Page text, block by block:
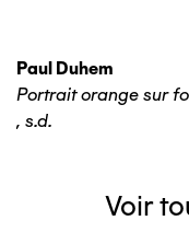
Paul Duhem
Portrait orange sur
, s.d.
Voir